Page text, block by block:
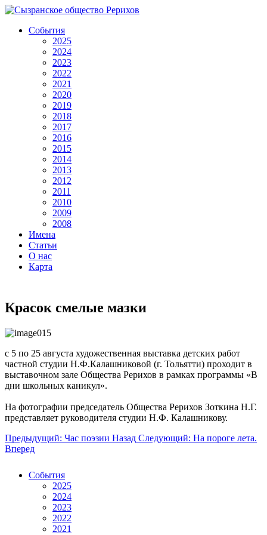
События
2025
2024
2023
2022
2021
2020
2019
2018
2017
2016
2015
2014
2013
2012
2011
2010
2009
2008
Имена
Статьи
О нас
Карта
Красок смелые мазки
с 5 по 25 августа художественная выставка детских работ
частной студии Н.Ф.Калашниковой (г. Тольятти) проходит в
выставочном зале Общества Рерихов в рамках программы «В
дни школьных каникул».
На фотографии председатель Общества Рерихов Зоткина Н.Г.
представляет руководителя студии Н.Ф. Калашникову.
Предыдущий: Час поэзии Назад Следующий: На пороге лета.
Вперед
События
2025
2024
2023
2022
2021